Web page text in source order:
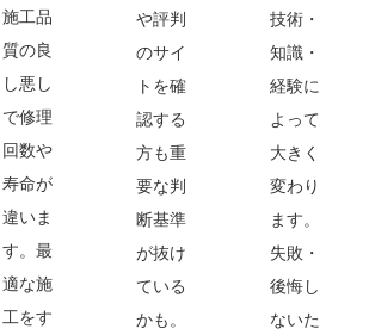
施工品
質の良
し悪し
で修理
回数や
寿命が
違いま
す。最
適な施
工をす
や評判
のサイ
トを確
認する
方も重
要な判
断基準
が抜け
ている
かも。
技術・
知識・
経験に
よって
大きく
変わり
ます。
失敗・
後悔し
ないた